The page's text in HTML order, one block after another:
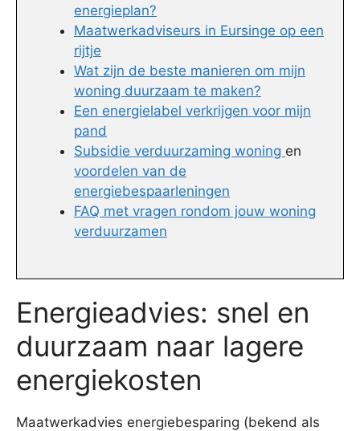
energieplan?
Maatwerkadviseurs in Eursinge op een
rijtje
Wat zijn de beste manieren om mijn
woning duurzaam te maken?
Een energielabel verkrijgen voor mijn
pand
Subsidie verduurzaming woning en
voordelen van de
energiebespaarleningen
FAQ met vragen rondom jouw woning
verduurzamen
Energieadvies: snel en
duurzaam naar lagere
energiekosten
Maatwerkadvies energiebesparing (bekend als